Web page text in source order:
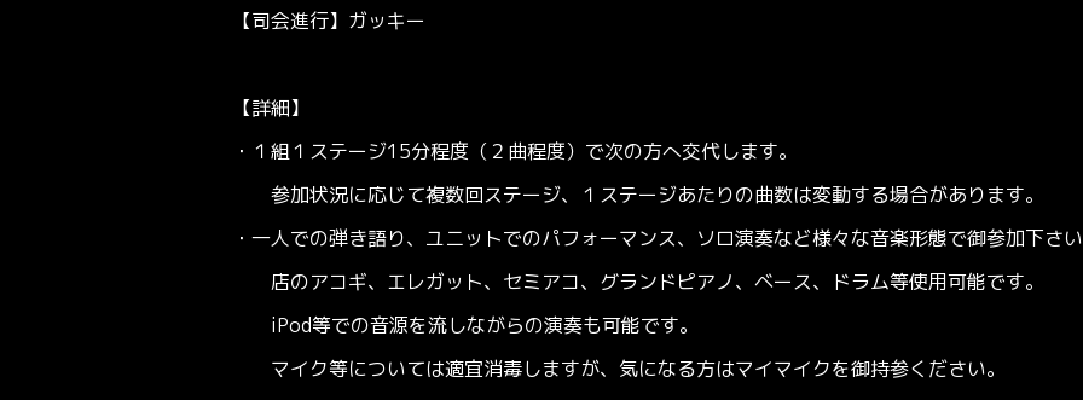
【司会進行】ガッキー
【詳細】
・１組１ステージ15分程度（２曲程度）で次の方へ交代します。
参加状況に応じて複数回ステージ、１ステージあたりの曲数は変動する場合があります。
・一人での弾き語り、ユニットでのパフォーマンス、ソロ演奏など様々な音楽形態で御参加下さ
店のアコギ、エレガット、セミアコ、グランドピアノ、ベース、ドラム等使用可能です。
iPod等での音源を流しながらの演奏も可能です。
マイク等については適宜消毒しますが、気になる方はマイマイクを御持参ください。